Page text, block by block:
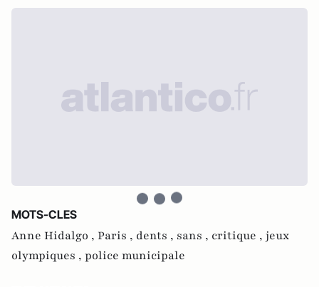
MOTS-CLES
Anne Hidalgo , Paris , dents , sans , critique , jeux
olympiques , police municipale